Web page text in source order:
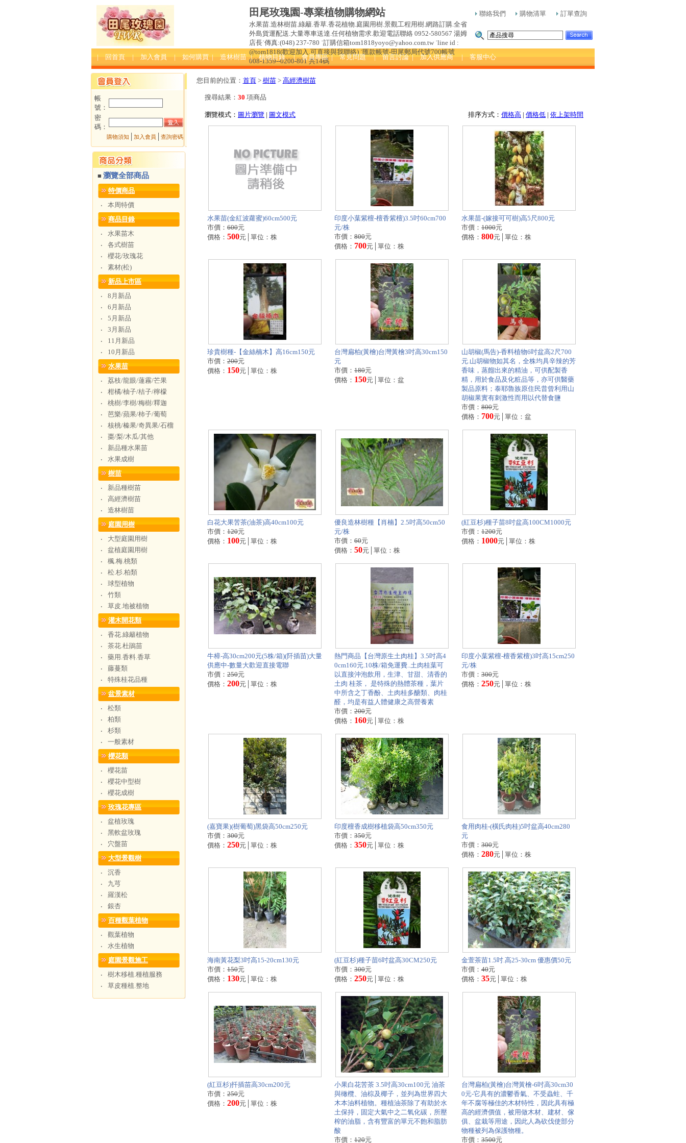
田尾玫瑰園-專業植物購物網站
水果苗.造林樹苗.綠籬.香草.香花植物.庭園用樹.景觀工程用樹.網路訂購.全省
外島貨運配送.大量專車送達.任何植物需求.歡迎電話聯絡 0952-580567 湯姆
店長˙傳真:(048) 237-780 ˙訂購信箱tom1818yoyo@yahoo.com.tw ˙line id :
@tom1818(歡迎加入.可直接與我聯絡) ˙匯款帳號-田尾郵局代號700帳號
008-1359--0200-801 共14碼
聯絡我們 購物清單 訂單查詢
| 回首頁 | 加入會員 | 如何購買 | 造林樹苗 | 植物目錄 | 會員專區 | 常見問題 | 留言討論 | 加入供應商 | 客服中心
帳
號：
密
碼：
購物須知 加入會員 查詢密碼
■ 瀏覽全部商品
特價商品
‧
本周特價
商品目錄
‧
水果苗木
‧
各式樹苗
‧
櫻花/玫瑰花
‧
素材(松)
新品上市區
‧
8月新品
‧
6月新品
‧
5月新品
‧
3月新品
‧
11月新品
‧
10月新品
水果苗
‧
荔枝/龍眼/蓮霧/芒果
‧
柑橘/柚子/桔子/檸檬
‧
桃樹/李樹/梅樹/釋迦
‧
芭樂/蘋果/柿子/葡萄
‧
核桃/榛果/奇異果/石榴
‧
棗/梨/木瓜/其他
‧
新品種水果苗
‧
水果成樹
樹苗
‧
新品種樹苗
‧
高經濟樹苗
‧
造林樹苗
庭園用樹
‧
大型庭園用樹
‧
盆植庭園用樹
‧
楓.梅.桃類
‧
松.杉.柏類
‧
球型植物
‧
竹類
‧
草皮.地被植物
灌木開花類
‧
香花.綠籬植物
‧
茶花.杜鵑苗
‧
藥用.香料.香草
‧
藤蔓類
‧
特殊桂花品種
盆景素材
‧
松類
‧
柏類
‧
杉類
‧
一般素材
櫻花類
‧
櫻花苗
‧
櫻花中型樹
‧
櫻花成樹
玫瑰花專區
‧
盆植玫瑰
‧
黑軟盆玫瑰
‧
穴盤苗
大型景觀樹
‧
沉香
‧
九芎
‧
羅漢松
‧
銀杏
百種觀葉植物
‧
觀葉植物
‧
水生植物
庭園景觀施工
‧
樹木移植.種植服務
‧
草皮種植.整地
您目前的位置： 首頁> 樹苗> 高經濟樹苗
搜尋結果： 30 項商品
瀏覽模式： 圖片瀏覽 | 圖文模式 排序方式： 價格高 | 價格低 | 依上架時間
水果苗(金紅波蘿蜜)60cm500元
市價： 600元
價格： 500元│單位：株
印度小葉紫檀-檀香紫檀)3.5吋60cm700
元/株
市價： 800元
價格： 700元│單位：株
水果苗-(嫁接可可樹)高5尺800元
市價： 1000元
價格： 800元│單位：株
珍貴樹種-【金絲楠木】高16cm150元
市價： 200元
價格： 150元│單位：株
台灣扁柏(黃檜)台灣黃檜3吋高30cm150
元
市價： 180元
價格： 150元│單位：盆
山胡椒(馬告)-香料植物6吋盆高2尺700
元.山胡椒物如其名，全株均具辛辣的芳
香味，蒸餾出來的精油，可供配製香
精，用於食品及化粧品等，亦可供醫藥
製品原料；泰耶魯族原住民昔曾利用山
胡椒果實有刺激性而用以代替食鹽
市價： 800元
價格： 700元│單位：盆
白花大果苦茶(油茶)高40cm100元
市價： 120元
價格： 100元│單位：株
優良造林樹種【肖楠】2.5吋高50cm50
元/株
市價： 60元
價格： 50元│單位：株
(紅豆杉)種子苗8吋盆高100CM1000元
市價： 1200元
價格： 1000元│單位：株
牛樟-高30cm200元(5株/箱)(阡插苗)大量
供應中-數量大歡迎直接電聯
市價： 250元
價格： 200元│單位：株
熱門商品【台灣原生土肉桂】3.5吋高4
0cm160元.10株/箱免運費..土肉桂葉可
以直接沖泡飲用，生津、甘甜、清香的
土肉 桂茶， 是特殊的熱體茶種，葉片
中所含之丁香酚、土肉桂多醣類、肉桂
醛，均是有益人體健康之高營養素
市價： 200元
價格： 160元│單位：株
印度小葉紫檀-檀香紫檀)3吋高15cm250
元/株
市價： 300元
價格： 250元│單位：株
(嘉寶果)(樹葡萄)黑袋高50cm250元
市價： 300元
價格： 250元│單位：株
印度檀香成樹移植袋高50cm350元
市價： 350元
價格： 350元│單位：株
食用肉桂-(橫氏肉桂)5吋盆高40cm280
元
市價： 300元
價格： 280元│單位：株
海南黃花梨3吋高15-20cm130元
市價： 150元
價格： 130元│單位：株
(紅豆杉)種子苗6吋盆高30CM250元
市價： 300元
價格： 250元│單位：株
金萱茶苗1.5吋.高25-30cm 優惠價50元
市價： 40元
價格： 35元│單位：株
(紅豆杉)扦插苗高30cm200元
市價： 250元
價格： 200元│單位：株
小果白花苦茶 3.5吋高30cm100元 油茶
與橄欖、油棕及椰子，並列為世界四大
木本油料植物。種植油茶除了有助於水
土保持，固定大氣中之二氧化碳，所壓
榨的油脂，含有豐富的單元不飽和脂肪
酸
市價： 120元
台灣扁柏(黃檜)台灣黃檜-6吋高30cm30
0元-它具有的濃鬱香氣、不受蟲蛀、千
年不腐等極佳的木材特性，因此具有極
高的經濟價值，被用做木材、建材、傢
俱、盆栽等用途，因此人為砍伐使部分
物種被列為保護物種。
市價： 3500元